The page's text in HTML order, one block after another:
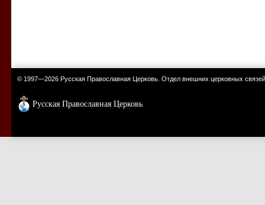
© 1997—2026 Русская Православная Церковь. Отдел внешних церковных связей
Русская Православная Церковь